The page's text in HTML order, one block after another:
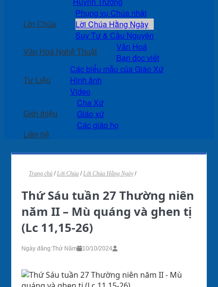
Lời Chúa
Phụng vụ Chúa nhật
Lời Chúa Hằng Ngày
Suy Tư & Cầu Nguyện
Văn Hoá Nghệ Thuật
Văn Hoá
Bạn đọc viết
Tư Liệu
Các biểu mẫu của Giáo Xứ
Hình ảnh
Video
Giới thiệu
Cha Xứ
Giáo xứ
Các giáo họ
Liên hệ
Trang chủ /Lời Chúa /Lời Chúa Hằng Ngày/
Thứ Sáu tuần 27 Thường niên
năm II – Mù quáng và ghen tị
(Lc 11,15-26)
Ngày đăng:Thứ Năm 10/10/2024